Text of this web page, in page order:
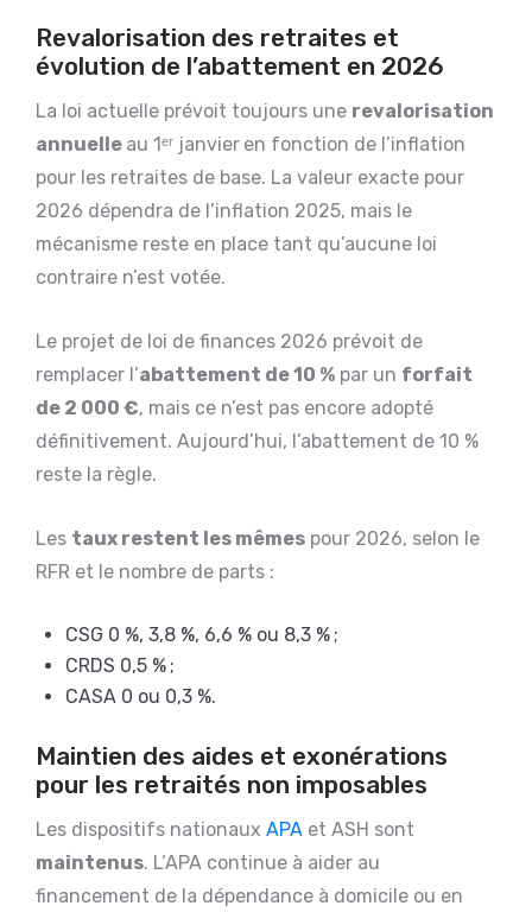
Revalorisation des retraites et
évolution de l’abattement en 2026
La loi actuelle prévoit toujours une revalorisation
annuelle au 1ᵉʳ janvier en fonction de l’inflation
pour les retraites de base. La valeur exacte pour
2026 dépendra de l’inflation 2025, mais le
mécanisme reste en place tant qu’aucune loi
contraire n’est votée.
Le projet de loi de finances 2026 prévoit de
remplacer l’abattement de 10 % par un forfait
de 2 000 €, mais ce n’est pas encore adopté
définitivement. Aujourd’hui, l’abattement de 10 %
reste la règle.
Les taux restent les mêmes pour 2026, selon le
RFR et le nombre de parts :
CSG 0 %, 3,8 %, 6,6 % ou 8,3 % ;
CRDS 0,5 % ;
CASA 0 ou 0,3 %.
Maintien des aides et exonérations
pour les retraités non imposables
Les dispositifs nationaux APA et ASH sont
maintenus. L’APA continue à aider au
financement de la dépendance à domicile ou en